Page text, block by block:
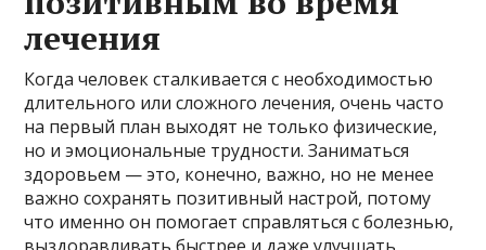
лечения
Когда человек сталкивается с необходимостью
длительного или сложного лечения, очень часто
на первый план выходят не только физические,
но и эмоциональные трудности. Заниматься
здоровьем — это, конечно, важно, но не менее
важно сохранять позитивный настрой, потому
что именно он помогает справляться с болезнью,